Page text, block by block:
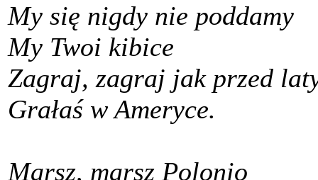
My się nigdy nie poddamy
My Twoi kibice
Zagraj, zagraj jak przed
Grałaś w Ameryce.
Marsz, marsz Polonio